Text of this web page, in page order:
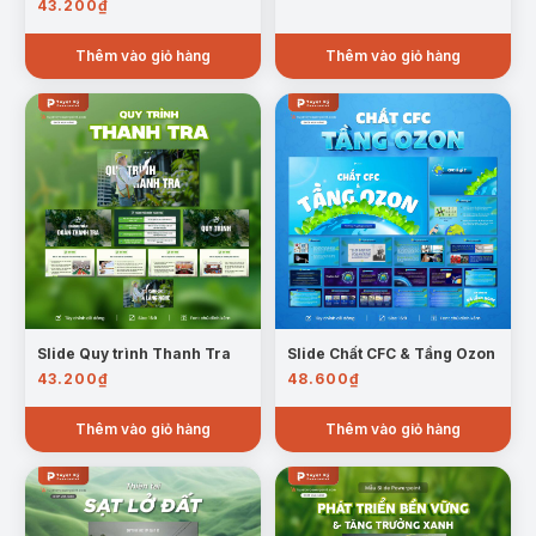
trách nhiệm cá nhân và xã hội.
Trường hợp sử dụng:
Thuyết trình môn Địa lý, Sinh học, Giáo dục công
dân.
Báo cáo chuyên đề môi trường tại trường học.
43.200₫
Thêm vào giỏ hàng Thêm vào giỏ hàng
Slide Quy trình Thanh Tra
43.200₫
Thêm vào giỏ hàng
Slide Chất CFC & Tầng Ozon
48.600₫
Thêm vào giỏ hàng